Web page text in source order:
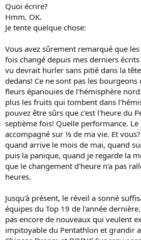
Quoi écrire?
Hmm. OK.
Je tente quelque chose:
Vous avez sûrement remarqué que
fois changé depuis mes derniers
vu devrait hurler sans pitié dans la
dedans! Ce ne sont pas les
fleurs épanouies de l'hémisphère
plus les fruits qui tombent dans
pouvez être sûrs que c'est l'heure du
septième fois! Quelle performance.
accompagné sur ⅓ de ma vie. Et
quand arrive le mois de mai, quand
puis la panique, quand je regarde la
que le changement d'heure n'a pas
heures.
Jusqu'à présent, le réveil a sonné
équipes du Top 19 de l'année
pas encore de nouveaux qui veulent
impitoyable du Pentathlon et grandir